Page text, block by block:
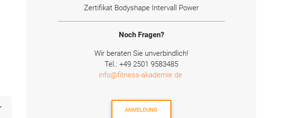
Zertifikat Bodyshape Intervall Power
Noch Fragen?
Wir beraten Sie unverbindlich!
Tel.: +49 2501 9583485
info@fitness-akademie.de
ANMELDUNG